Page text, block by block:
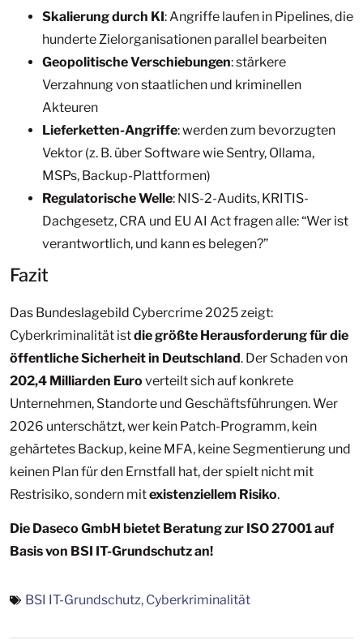
Skalierung durch KI: Angriffe laufen in Pipelines, die
hunderte Zielorganisationen parallel bearbeiten
Geopolitische Verschiebungen: stärkere
Verzahnung von staatlichen und kriminellen
Akteuren
Lieferketten-Angriffe: werden zum bevorzugten
Vektor (z. B. über Software wie Sentry, Ollama,
MSPs, Backup-Plattformen)
Regulatorische Welle: NIS-2-Audits, KRITIS-
Dachgesetz, CRA und EU AI Act fragen alle: “Wer ist
verantwortlich, und kann es belegen?”
Fazit
Das Bundeslagebild Cybercrime 2025 zeigt:
Cyberkriminalität istdie größte Herausforderung für die
öffentliche Sicherheit in Deutschland. Der Schaden von
202,4 Milliarden Euro verteilt sich auf konkrete
Unternehmen, Standorte und Geschäftsführungen. Wer
2026 unterschätzt, wer kein Patch-Programm, kein
gehärtetes Backup, keine MFA, keine Segmentierung und
keinen Plan für den Ernstfall hat, der spielt nicht mit
Restrisiko, sondern mitexistenziellem Risiko.
Die Daseco GmbH bietet Beratung zur ISO 27001 auf
Basis von BSI IT-Grundschutz an!
BSI IT-Grundschutz, Cyberkriminalität